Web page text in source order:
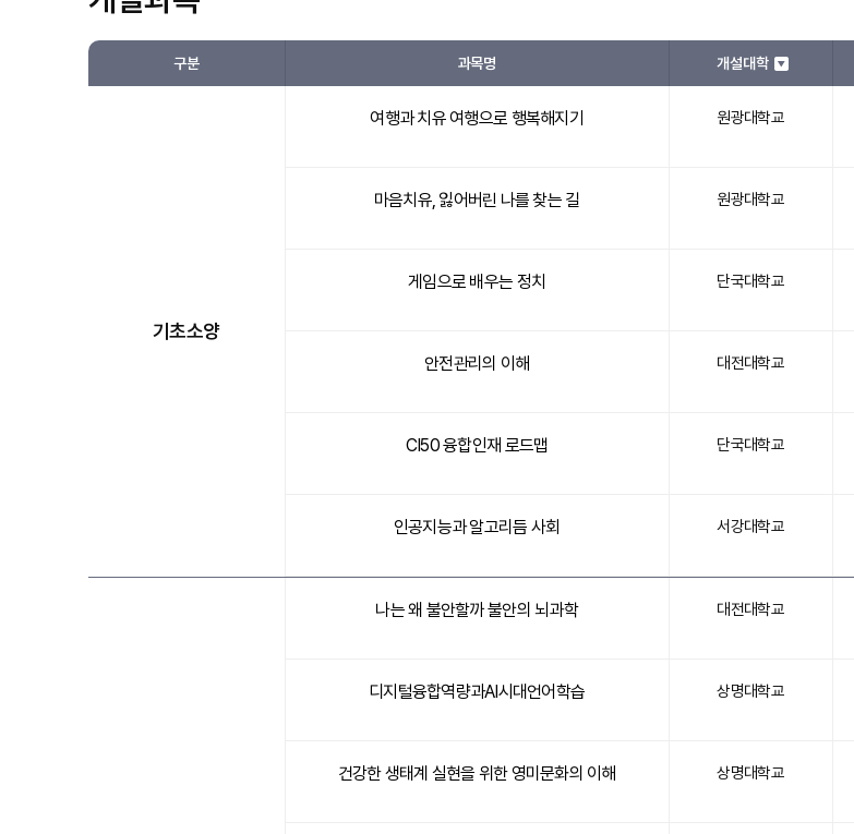
구분 과목명 개설대학
기초소양
여행과 치유 여행으로 행복해지기 원광대학교
마음치유, 잃어버린 나를 찾는 길 원광대학교
게임으로 배우는 정치 단국대학교
안전관리의 이해 대전대학교
CI50 융합인재 로드맵 단국대학교
인공지능과 알고리듬 사회 서강대학교
나는 왜 불안할까 불안의 뇌과학 대전대학교
디지털융합역량과AI시대언어학습 상명대학교
건강한 생태계 실현을 위한 영미문화의 이해 상명대학교